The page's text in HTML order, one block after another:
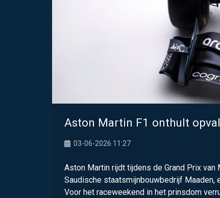
Aston Martin F1 onthult
03-06-2026 11:27
Aston Martin rijdt tijdens de Grand Prix
Saudische staatsmijnbouwbedrijf
Voor het raceweekend in het prinsdom